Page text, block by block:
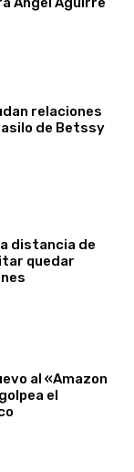
relaciones
de Betssy
distancia de
quedar
al «Amazon
el